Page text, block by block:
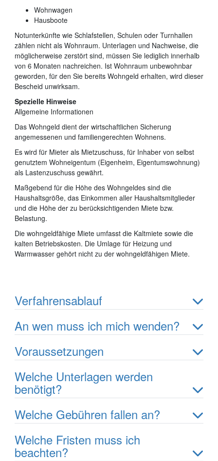
Wohnwagen
Hausboote
Notunterkünfte wie Schlafstellen, Schulen oder Turnhallen
zählen nicht als Wohnraum. Unterlagen und Nachweise, die
möglicherweise zerstört sind, müssen Sie lediglich innerhalb
von 6 Monaten nachreichen. Ist Wohnraum unbewohnbar
geworden, für den Sie bereits Wohngeld erhalten, wird dieser
Bescheid unwirksam.
Spezielle Hinweise
Allgemeine Informationen
Das Wohngeld dient der wirtschaftlichen Sicherung
angemessenen und familiengerechten Wohnens.
Es wird für Mieter als Mietzuschuss, für Inhaber von selbst
genutztem Wohneigentum (Eigenheim, Eigentumswohnung)
als Lastenzuschuss gewährt.
Maßgebend für die Höhe des Wohngeldes sind die
Haushaltsgröße, das Einkommen aller Haushaltsmitglieder
und die Höhe der zu berücksichtigenden Miete bzw.
Belastung.
Die wohngeldfähige Miete umfasst die Kaltmiete sowie die
kalten Betriebskosten. Die Umlage für Heizung und
Warmwasser gehört nicht zu der wohngeldfähigen Miete.
Verfahrensablauf
An wen muss ich mich wenden?
Voraussetzungen
Welche Unterlagen werden
benötigt?
Welche Gebühren fallen an?
Welche Fristen muss ich
beachten?